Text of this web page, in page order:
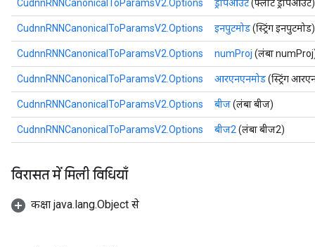
CudnnRNNCanonicalToParamsV2.Options ड्रॉपआउट(फ्लोट ड्रॉपआउट)
CudnnRNNCanonicalToParamsV2.Options इनपुटमोड(स्ट्रिंग इनपुटमोड)
CudnnRNNCanonicalToParamsV2.Options numProj (लंबा
CudnnRNNCanonicalToParamsV2.Options आरएनएनमोड(स्ट्रिंग
CudnnRNNCanonicalToParamsV2.Options बीज(लंबा बीज)
CudnnRNNCanonicalToParamsV2.Options बीज2 (लंबा बीज2)
विरासत में मिली विधियाँ
कक्षा java.lang.Object से